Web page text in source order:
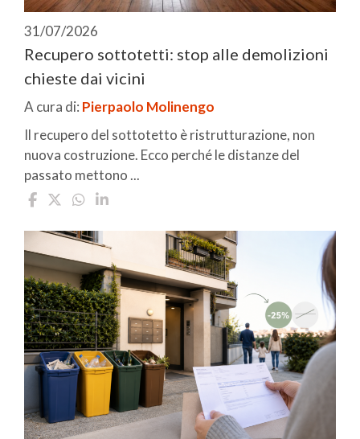
31/07/2026
Recupero sottotetti: stop alle demolizioni
chieste dai vicini
A cura di: Pierpaolo Molinengo
Il recupero del sottotetto è ristrutturazione, non
nuova costruzione. Ecco perché le distanze del
passato mettono ...